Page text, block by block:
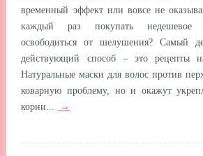
временный эффект или вовсе не
каждый раз покупать недешевое
освободиться от шелушения? Самый
действующий способ – это рецепты
Натуральные маски для волос против
коварную проблему, но и окажут
корни...
→